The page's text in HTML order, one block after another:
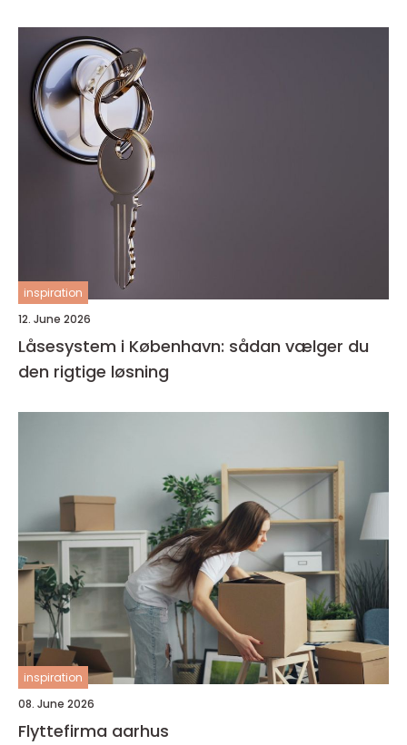
inspiration
12. June 2026
Låsesystem i København: sådan vælger du
den rigtige løsning
inspiration
08. June 2026
Flyttefirma aarhus